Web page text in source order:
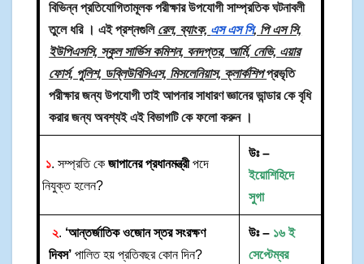
বিভিন্ন প্রতিযোগিতামূলক পরীক্ষার উপযোগী সাম্প্রতিক ঘটনাবলী
তুলে ধরি । এই প্রশ্নগুলি রেল, ব্যাংক, এস এস সি, পি এস সি,
ইউপিএসসি, স্কুল সার্ভিস কমিশন, বনদপ্তর, আর্মি, নেভি, এয়ার
ফোর্স, পুলিশ, ডব্লিউবিসিএস, মিসলেনিয়াস, ক্লার্কশিপপ্রভৃতি
পরীক্ষার জন্য উপযোগী তাই আপনার সাধারণ জ্ঞানের ভান্ডার কে বৃধি
করার জন্য অবশ্যই এই বিভাগটি কে ফলো করুন ।
১. সম্প্রতি কে জাপানের প্রধানমন্ত্রীপদে
নিযুক্ত হলেন?
উঃ –
ইয়োশিহিদে
সুগা
২. ‘আন্তর্জাতিক ওজোন স্তর সংরক্ষণ
দিবস’ পালিত হয় প্রতিবছর কোন দিন?
উঃ – ১৬ ই
সেপ্টেম্বর